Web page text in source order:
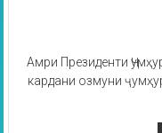
Амри Президенти
кардани озмуни